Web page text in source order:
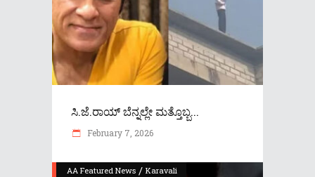
ಸಿ.ಜೆ.ರಾಯ್ ಬೆನ್ನಲ್ಲೇ ಮತ್ತೊಬ್ಬ...
February 7, 2026
AA Featured News / Karavali